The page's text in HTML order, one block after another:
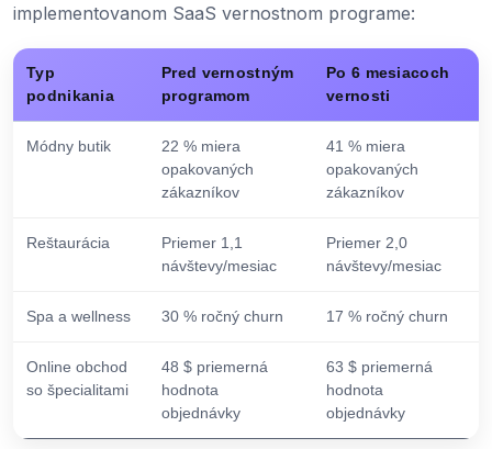
implementovanom SaaS vernostnom programe:
Typ
podnikania
Pred vernostným
programom
Po 6 mesiacoch
vernosti
Módny butik
22 % miera
opakovaných
zákazníkov
41 % miera
opakovaných
zákazníkov
Reštaurácia
Priemer 1,1
návštevy/mesiac
Priemer 2,0
návštevy/mesiac
Spa a wellness 30 % ročný churn 17 % ročný churn
Online obchod
so špecialitami
48 $ priemerná
hodnota
objednávky
63 $ priemerná
hodnota
objednávky